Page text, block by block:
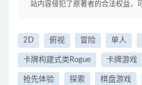
站内容侵犯了原著者的合法权益，
2D 俯视 冒险 单人
卡牌构建式类Rogue 卡牌游戏
抢先体验 探索 棋盘游戏